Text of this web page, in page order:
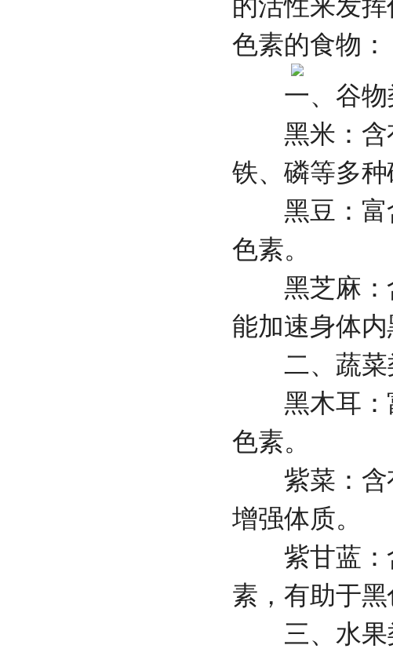
的活性来发
色素的食物：
一、谷物
黑米：含有
铁、磷等多种
黑豆：富
色素。
黑芝麻：含
能加速身体内
二、蔬菜
黑木耳：
色素。
紫菜：含有
增强体质。
紫甘蓝：
素，有助于黑
三、水果